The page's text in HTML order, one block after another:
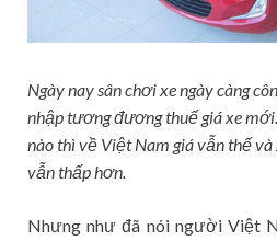
Ngày nay sân chơi xe ngày càng
nhập tương đương thuế giá xe
nào thì về Việt Nam giá vẫn thế và
vẫn thấp hơn.
Nhưng như đã nói người Việt